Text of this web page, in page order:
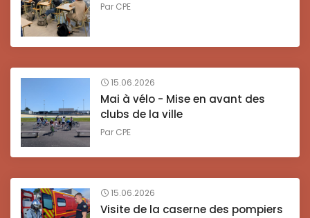
Par CPE
15.06.2026
Mai à vélo - Mise en avant des
clubs de la ville
Par CPE
15.06.2026
Visite de la caserne des pompiers